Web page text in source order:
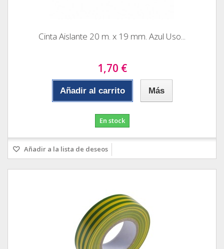
Cinta Aislante 20 m. x 19 mm. Azul Uso...
1,70 €
Añadir al carrito Más
En stock
Añadir a la lista de deseos